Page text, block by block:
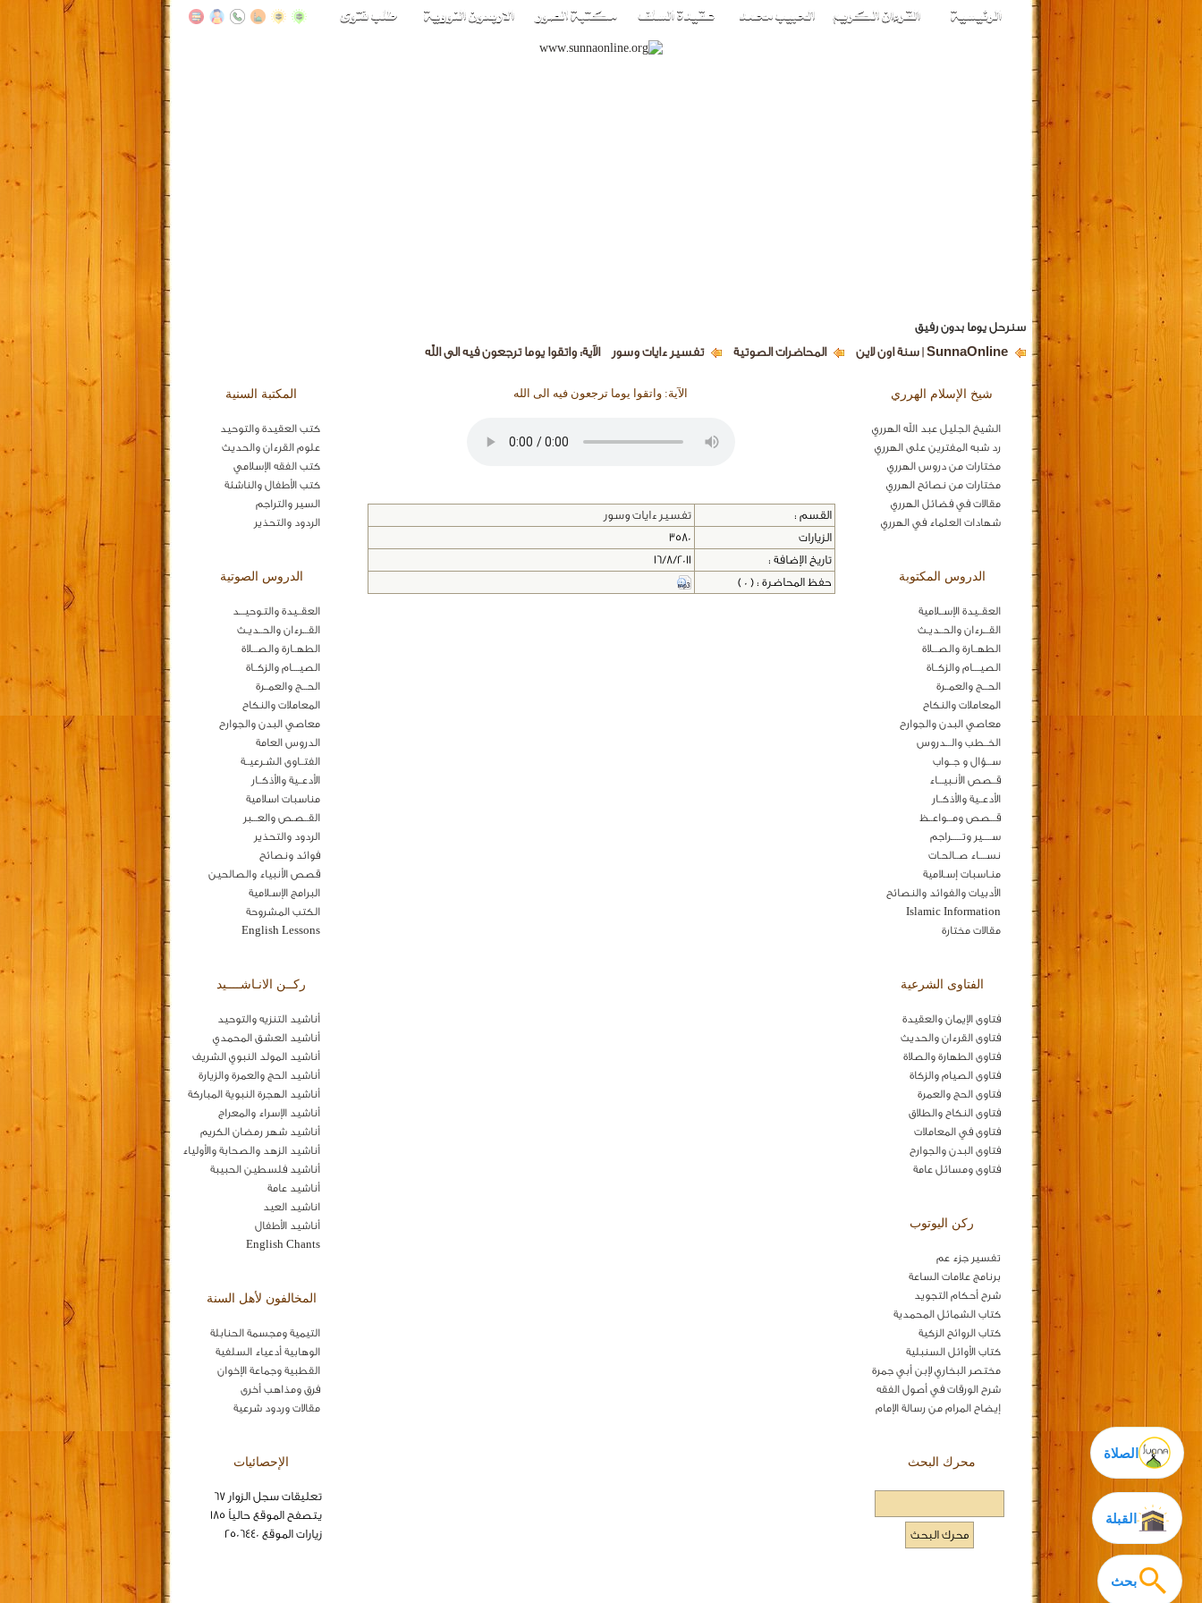
سنرحل يوما بدون رفيق
SunnaOnline | سنة اون لاين المحاضرات الصوتية تفسير ءايات وسور الآية: واتقوا يوما ترجعون فيه الى الله
بحث
الصلاة
شيخ الإسلام الهرري
الشيخ الجليل عبد الله الهرري
رد شبه المفترين على الهرري
مختارات من دروس الهرري
مختارات من نصائح الهرري
مقالات في فضائل الهرري
شهادات العلماء في الهرري
الدروس المكتوبة
العقــيدة الإســلامية
القـــرءان والحــديـث
الطهــارة والصـــلاة
الصيــــام والزكــاة
الحـــج والعمــرة
المعاملات والنكاح
معاصي البدن والجوارح
الخــطب والـــدروس
ســـؤال و جــواب
قــصص الأنـبيـــاء
الأدعــية والأذكــار
قـــصص ومـــواعــظ
ســـــير وتــــــراجم
نســــاء صــالحـات
منـاسبات إسـلامية
الأدبيات والفوائد والنصائح
Islamic Information
مقالات مختارة
الفتاوى الشرعية
فتاوى الإيمان والعقيدة
فتاوى القرءان والحديث
فتاوى الطهارة والصلاة
فتاوى الصيام والزكاة
فتاوى الحج والعمرة
فتاوى النكاح والطلاق
فتاوى في المعاملات
فتاوى البدن والجوارح
فتاوى ومسائل عامة
ركن اليوتوب
تفسير جزء عم
برنامج علامات الساعة
شرح أحكام التجويد
كتاب الشمائل المحمدية
كتاب الروائح الزكية
كتاب الأوائل السنبلية
مختصر البخاري لإبن أبي جمرة
شرح الورقات في أصول الفقه
إيضاح المرام من رسالة الإمام
محرك البحث
القبلة
المكتبة السنية
كتب العقيدة والتوحيد
علوم القرءان والحديث
كتب الفقه الإسلامي
كتب الأطفال والناشئة
السير والتراجم
الردود والتحذير
الدروس الصوتية
العقــيدة والتـوحيـــد
القـــرءان والحــديـث
الطهــارة والصـــلاة
الصيــــام والزكــاة
الحـــج والعمــرة
المعاملات والنكاح
معاصي البدن والجوارح
الدروس العامة
الفتــاوى الشـرعيــة
الأدعــية والأذكــار
مناسبات اسلامية
القــصـص والعـــبر
الردود والتحذير
فوائد ونصائح
قصص الأنبياء والصالحين
البرامج الإسـلامية
الكتب المشروحة
English Lessons
ركــن الانـاشــــيد
أناشيد التنزيه والتوحيد
أناشيد العشق المحمدي
أناشيد المولد النبوي الشريف
أناشيد الحج والعمرة والزيارة
أناشيد الهجرة النبوية المباركة
أناشيد الإسراء والمعراج
أناشيد شهر رمضان الكريم
أناشيد الزهد والصحابة والأولياء
أناشيد فلسطين الحبيبة
أناشيد عامة
اناشيد العيد
أناشيد الأطفال
English Chants
المخالفون لأهل السنة
التيمية ومجسمة الحنابلة
الوهابية أدعياء السلفية
القطبية وجماعة الإخوان
فرق ومذاهب أخرى
مقالات وردود شرعية
الإحصائيات
تعليقات سجل الزوار 67
يتصفح الموقع حالياً 185
زيارات الموقع 2506440
الآية: واتقوا يوما ترجعون فيه الى الله
القسم :
تفسير ءايات وسور
الزيارات
3580
تاريخ الإضافة :
16/8/2011
حفظ المحاضرة : ( 0 )